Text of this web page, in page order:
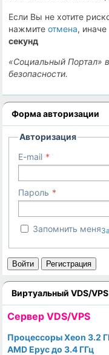
Если Вы не хотите
нажмитеотмена,
секунд
«Социальный Портал»
безопасности.
Форма авторизации
Авторизация
E-mail
Пароль
Запомнить меня
Войти Регистрация
Виртуальный VDS/VPS
Cервер VDS/VPS
Процессоры Xeon 3.2
AMD Epyc до 3.4 ГГц